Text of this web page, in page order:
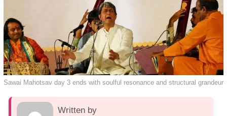
Sawai Mahotsav day 3 ends with soulful resonance and structural grandeur
Written by